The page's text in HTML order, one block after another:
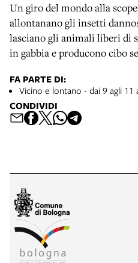
Un giro del mondo alla
allontanano gli insetti
lasciano gli animali liberi di
in gabbia e producono cibo
FA PARTE DI:
Vicino e lontano - dai 9 agli 11
CONDIVIDI